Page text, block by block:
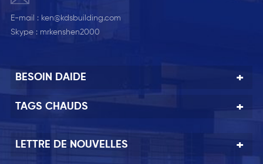
E-mail : ken@kdsbuilding.com
Skype : mrkenshen2000
BESOIN DAIDE
TAGS CHAUDS
LETTRE DE NOUVELLES